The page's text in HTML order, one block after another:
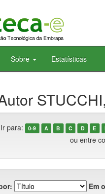
Sobre Estatísticas
Ir para: 0-9 A B C D E
ou entre
Em